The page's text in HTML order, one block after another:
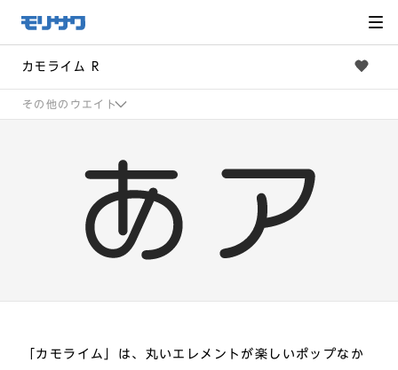
メ
ニュー
飛ばし
へ移動
カモライム R
その他のウエイト
「カモライム」は、丸いエレメントが楽しいポップなか